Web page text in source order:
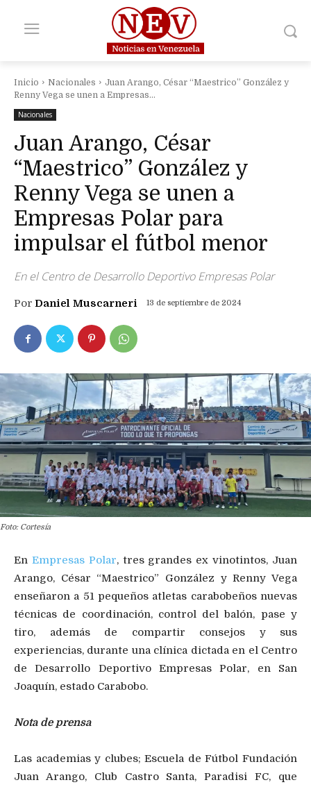
Inicio Nacionales
Juan Arango, César “Maestrico” González y
Renny Vega se unen a Empresas...
Nacionales
Juan Arango, César
“Maestrico” González y
Renny Vega se unen a
Empresas Polar para
impulsar el fútbol menor
En el Centro de Desarrollo Deportivo Empresas Polar
Por Daniel Muscarneri 13 de septiembre de 2024
Foto: Cortesía
En Empresas Polar, tres grandes ex vinotintos, Juan
Arango, César “Maestrico” González y Renny Vega
enseñaron a 51 pequeños atletas carabobeños nuevas
técnicas de coordinación, control del balón, pase y
tiro, además de compartir consejos y sus
experiencias, durante una clínica dictada en el Centro
de Desarrollo Deportivo Empresas Polar, en San
Joaquín, estado Carabobo.
Nota de prensa
Las academias y clubes; Escuela de Fútbol Fundación
Juan Arango, Club Castro Santa, Paradisi FC, que